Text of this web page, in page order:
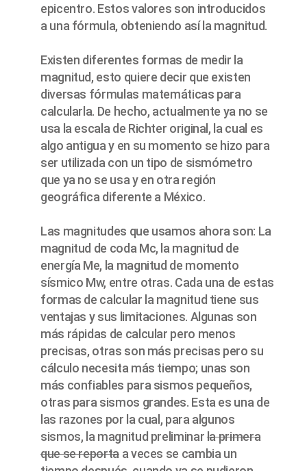
epicentro. Estos valores son introducidos
a una fórmula, obteniendo así la magnitud.
Existen diferentes formas de medir la
magnitud, esto quiere decir que existen
diversas fórmulas matemáticas para
calcularla. De hecho, actualmente ya no se
usa la escala de Richter original, la cual es
algo antigua y en su momento se hizo para
ser utilizada con un tipo de sismómetro
que ya no se usa y en otra región
geográfica diferente a México.
Las magnitudes que usamos ahora son: La
magnitud de coda Mc, la magnitud de
energía Me, la magnitud de momento
sísmico Mw, entre otras. Cada una de estas
formas de calcular la magnitud tiene sus
ventajas y sus limitaciones. Algunas son
más rápidas de calcular pero menos
precisas, otras son más precisas pero su
cálculo necesita más tiempo; unas son
más confiables para sismos pequeños,
otras para sismos grandes. Esta es una de
las razones por la cual, para algunos
sismos, la magnitud preliminarla primera
que se reportaa veces se cambia un